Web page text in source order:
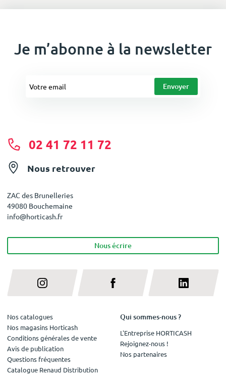
Je m’abonne à la newsletter
02 41 72 11 72
Nous retrouver
ZAC des Brunelleries
49080 Bouchemaine
info@horticash.fr
Nous écrire
Nos catalogues
Nos magasins Horticash
Conditions générales de vente
Avis de publication
Questions fréquentes
Catalogue Renaud Distribution
Qui sommes-nous ?
L'Entreprise HORTICASH
Rejoignez-nous !
Nos partenaires